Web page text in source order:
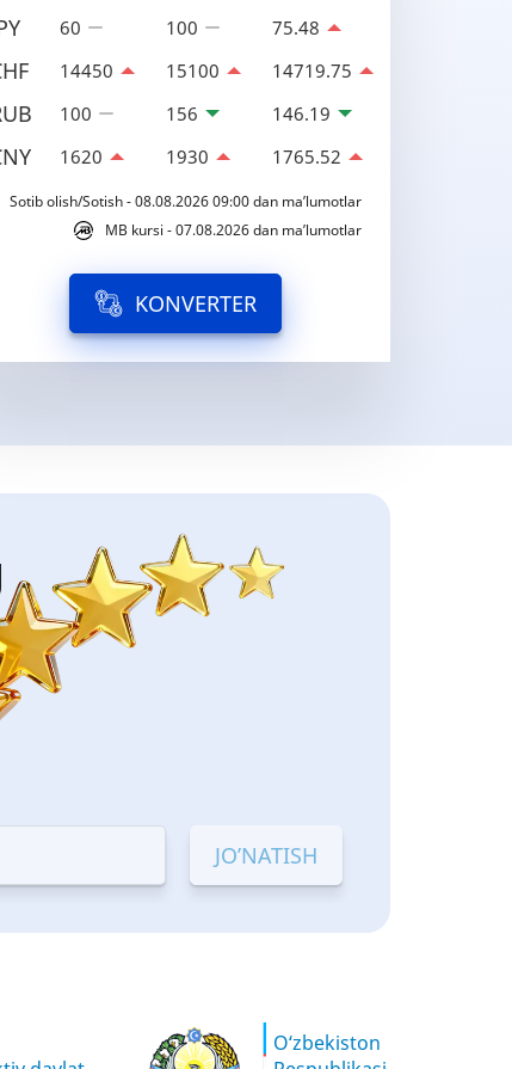
60 100 75.48
14450 15100 14719.75
100 156 146.19
1620 1930 1765.52
Sotib olish/Sotish - 08.08.2026 09:00 dan ma’lumotlar
MB kursi - 07.08.2026 dan ma’lumotlar
KONVERTER
O‘zbekiston